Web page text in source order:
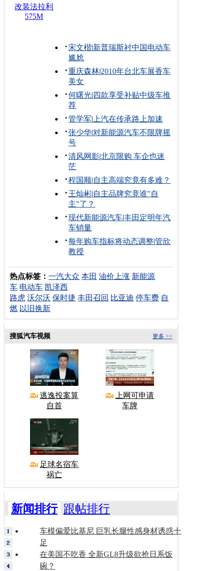
改装法拉利
575M
宋文楷|新普瑞斯衬中国电动车
尴尬
重庆森林|2010年台北车展香车
美女
何曙光| 四款享受补贴中级车推
荐
管学军| 上汽在传承路上加速
张少华|对新能源汽车不限牌摇
号
清风网影|北京限购 车企也迷
茫
程国顺|自主高端究竟有多难？
王灿彬|自主品牌究竟谁"自
主"了？
现代新能源汽车|丰田定明年汽
车销量
每年购车指标将动态调整|管欣
教授
热点标签：一汽大众 本田 油价上涨 新能源
车 电动车 凯泽西
路虎 沃尔沃 保时捷 丰田召回 比亚迪 停车费 自
燃 以旧换新
更多 >>
搜狐汽车视频
逃逸投案算
自首
上网可申请
车牌
足球名宿车
祸亡
新闻排行 跟帖排行
车模偏爱比基尼 巨乳长腿性感身材诱惑十
足
在美国不吃香 全新GL8升级欲抢日系饭
碗？